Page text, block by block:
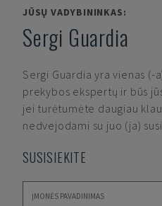
JŪSŲ VADYBININKAS:
Sergi Guardia
Sergi Guardia yra vienas (-
prekybos ekspertų ir būs
jei turėtumėte daugiau
nedvejodami su juo (ja)
SUSISIEKITE